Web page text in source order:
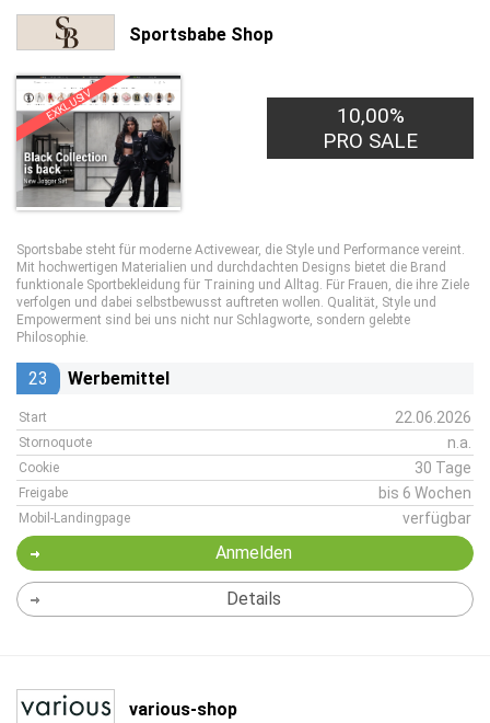
Sportsbabe Shop
EXKLUSIV
10,00%
PRO SALE
Sportsbabe steht für moderne Activewear, die Style und Performance vereint.
Mit hochwertigen Materialien und durchdachten Designs bietet die Brand
funktionale Sportbekleidung für Training und Alltag. Für Frauen, die ihre Ziele
verfolgen und dabei selbstbewusst auftreten wollen. Qualität, Style und
Empowerment sind bei uns nicht nur Schlagworte, sondern gelebte
Philosophie.
23 Werbemittel
Start 22.06.2026
Stornoquote n.a.
Cookie 30 Tage
Freigabe bis 6 Wochen
Mobil-Landingpage verfügbar
Anmelden
Details
various-shop